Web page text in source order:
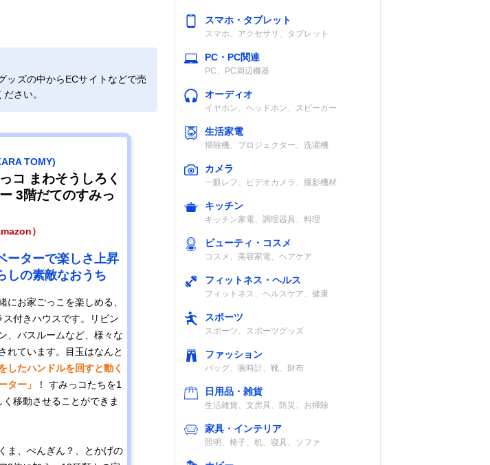
ッズの中からECサイトなどで売
さい。
TOMY)
コ まわそうしろく
3階だてのすみっ
）
ーターで楽しさ上昇
しの素敵なおうち
にお家ごっこを楽しめる、
付きハウスです。リビン
、バスルームなど、様々な
れています。目玉はなんと
したハンドルを回すと動く
ター」
！ すみっコたちを1
移動させることができま
ま、ぺんぎん？、とかげの
スマホ・タブレット
スマホ、アクセサリ、タブレット
PC・PC関連
PC、PC周辺機器
オーディオ
イヤホン、ヘッドホン、スピーカー
生活家電
掃除機、プロジェクター、洗濯機
カメラ
一眼レフ、ビデオカメラ、撮影機材
キッチン
キッチン家電、調理器具、料理
ビューティ・コスメ
コスメ、美容家電、ヘアケア
フィットネス・ヘルス
フィットネス、ヘルスケア、健康
スポーツ
スポーツ、スポーツグッズ
ファッション
バッグ、腕時計、靴、財布
日用品・雑貨
生活雑貨、文房具、防災、お掃除
家具・インテリア
照明、椅子、机、寝具、ソファ